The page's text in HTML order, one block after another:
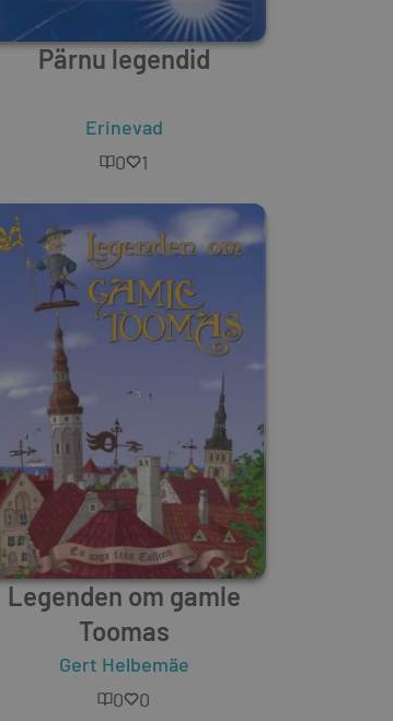
Pärnu legendid
Erinevad
0
1
Legenden om gamle
Toomas
Gert Helbemäe
0
0